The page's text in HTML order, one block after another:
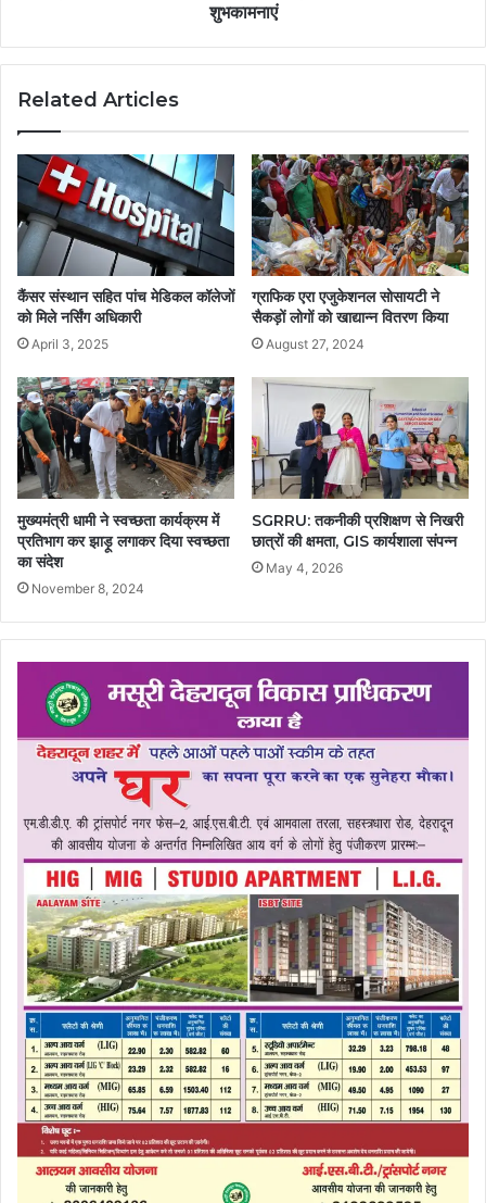
शुभकामनाएं
Related Articles
कैंसर संस्थान सहित पांच मेडिकल कॉलेजों
को मिले नर्सिंग अधिकारी
April 3, 2025
ग्राफिक एरा एजुकेशनल सोसायटी ने
सैकड़ों लोगों को खाद्यान्न वितरण किया
August 27, 2024
मुख्यमंत्री धामी ने स्वच्छता कार्यक्रम में
प्रतिभाग कर झाड़ू लगाकर दिया स्वच्छता
का संदेश
November 8, 2024
SGRRU: तकनीकी प्रशिक्षण से निखरी
छात्रों की क्षमता, GIS कार्यशाला संपन्न
May 4, 2026